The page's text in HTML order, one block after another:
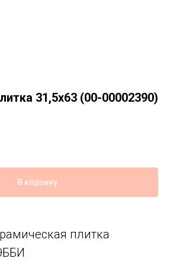
31,5x63 (00-00002390)
В корзину
плитка